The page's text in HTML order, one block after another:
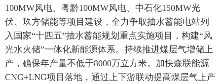
100MW风电、粤黔100MW风电、中石化150MW光
伏、玖方储能等项目建设，全力争取抽水蓄能电站列
入国家“十四五”抽水蓄能规划重点实施项目，构建“风
光水火储”一体化新能源体系。持续推进煤层气增储上
产，确保年产量不低于8000万立方米。加快森联能源
CNG+LNG项目落地，通过上下游联动提高煤层气上产